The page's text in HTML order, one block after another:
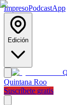
ImpresoPodcastApp
Edición
Quintana Roo
Suscríbete gratis